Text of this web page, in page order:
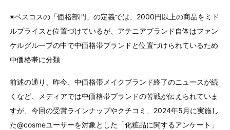
※ベスコスの「価格部⾨」の定義では、2000円以上の商品をミド
ルプライスと位置づけているが、アテニアブランド⾃体はファン
ケルグループの中で中価格帯ブランドと位置づけられているため
中価格帯に分類
前述の通り、昨今、中価格帯メイクブランド終了のニュースが続
くなど、メディアでは中価格帯ブランドの苦戦が伝えられていま
すが、今回の受賞ラインナップやクチコミ、2024年5月に実施し
た@cosmeユーザーを対象とした「化粧品に関するアンケート」